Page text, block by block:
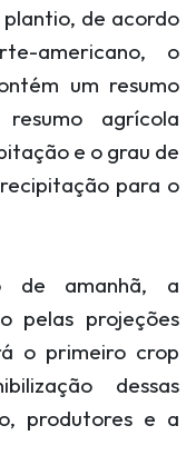
de acordo
americano, o
um resumo
agrícola
e o grau de
para o
de amanhã, a
pelas projeções
o primeiro crop
dessas
produtores e a